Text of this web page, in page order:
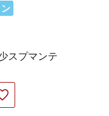
スプマンテ